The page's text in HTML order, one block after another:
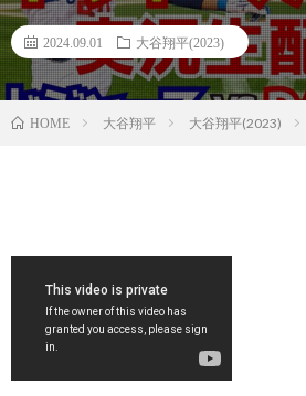
2024.09.01 大谷翔平(2023)
HOME 大谷翔平 大谷翔平(2023)